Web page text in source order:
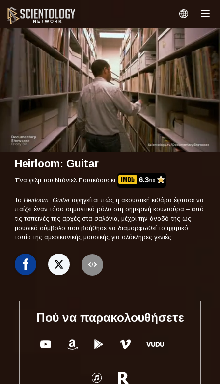
Heirloom: Guitar
Ένα φιλμ του Ντάνιελ Πουτκάουσκι 6.3/10
Το Heirloom: Guitarαφηγείται πώς η ακουστική κιθάρα έφτασε να
παίζει έναν τόσο σημαντικό ρόλο στη σημερινή κουλτούρα – από
τις ταπεινές της αρχές στα σαλόνια, μέχρι την άνοδό της ως
μουσικό σύμβολο που βοήθησε να διαμορφωθεί το ηχητικό
τοπίο της αμερικανικής μουσικής για ολόκληρες γενιές.
Πού να παρακολουθήσετε